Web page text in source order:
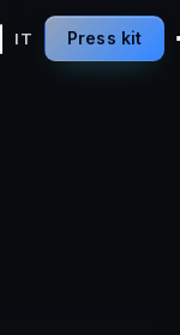
IT Press kit